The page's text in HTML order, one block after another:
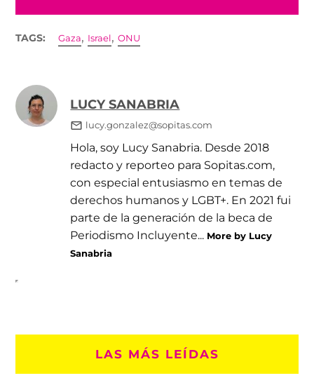
TAGS: Gaza, Israel ,ONU
LUCY SANABRIA
lucy.gonzalez@sopitas.com
Hola, soy Lucy Sanabria. Desde 2018
redacto y reporteo para Sopitas.com,
con especial entusiasmo en temas de
derechos humanos y LGBT+. En 2021 fui
parte de la generación de la beca de
Periodismo Incluyente... More by Lucy
Sanabria
LAS MÁS LEÍDAS